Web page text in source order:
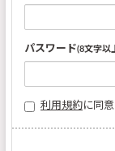
パスワード(8文字以
利用規約に同